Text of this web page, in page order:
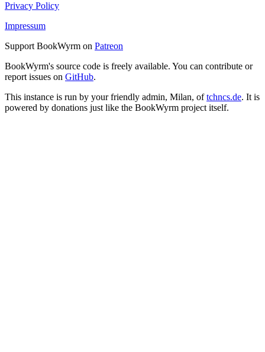
Privacy Policy
Impressum
Support BookWyrm on Patreon
BookWyrm's source code is freely available. You can contribute or
report issues on GitHub.
This instance is run by your friendly admin, Milan, oftchncs.de. It is
powered by donations just like the BookWyrm project itself.